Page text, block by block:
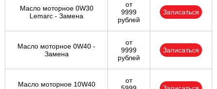
Масло моторное 0W30
Lemarc - Замена
от
9999
рублей
Записаться
Масло моторное 0W40 -
Замена
от
9999
рублей
Записаться
Масло моторное 10W40
от